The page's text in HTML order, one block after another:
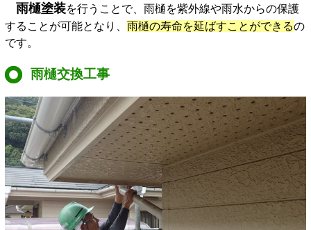
雨樋塗装を行うことで、雨樋を紫外線や雨水からの保護
することが可能となり、 雨樋の寿命を延ばすことができるの
です。
雨樋交換工事